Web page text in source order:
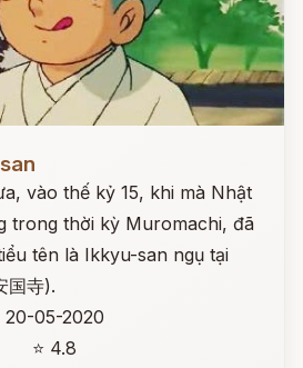
vào thế kỷ 15, khi mà Nhật
trong thời kỳ Muromachi, đã
tên là Ikkyu-san ngụ tại
国寺).
20-05-2020
⭐ 4.8